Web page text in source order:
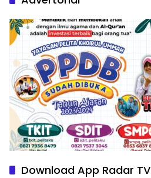
Download App Radar TV